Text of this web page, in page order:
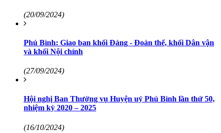
(20/09/2024)
Phú Bình: Giao ban khối Đảng - Đoàn thể, khối Dân vận
và khối Nội chính
(27/09/2024)
Hội nghị Ban Thường vụ Huyện uỷ Phú Bình lần thứ 50,
nhiệm kỳ 2020 – 2025
(16/10/2024)